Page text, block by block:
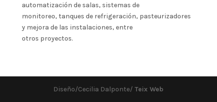
automatización de salas, sistemas de
monitoreo, tanques de refrigeración, pasteurizadores
y mejora de las instalaciones, entre
otros proyectos.
Diseño/Cecilia Dalponte/ Teix Web